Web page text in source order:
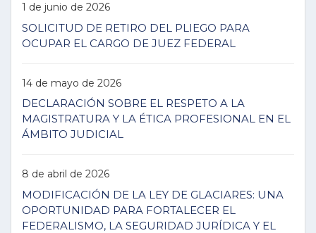
1 de junio de 2026
SOLICITUD DE RETIRO DEL PLIEGO PARA
OCUPAR EL CARGO DE JUEZ FEDERAL
14 de mayo de 2026
DECLARACIÓN SOBRE EL RESPETO A LA
MAGISTRATURA Y LA ÉTICA PROFESIONAL EN EL
ÁMBITO JUDICIAL
8 de abril de 2026
MODIFICACIÓN DE LA LEY DE GLACIARES: UNA
OPORTUNIDAD PARA FORTALECER EL
FEDERALISMO, LA SEGURIDAD JURÍDICA Y EL